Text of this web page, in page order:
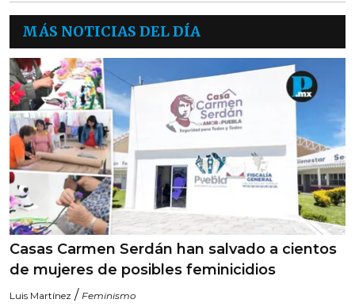
MÁS NOTICIAS DEL DÍA
Casas Carmen Serdán han salvado a cientos
de mujeres de posibles feminicidios
Luis Martínez / Feminismo